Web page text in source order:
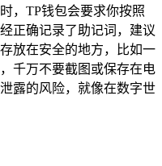
，TP钱包会要求你按照
正确记录了助记词，建议
放在安全的地方，比如一
千万不要截图或保存在电
露的风险，就像在数字世